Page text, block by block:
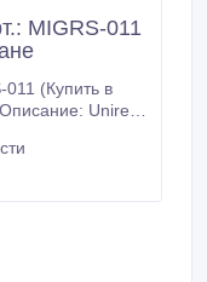
MIGRS-011
Unirex
Смазка